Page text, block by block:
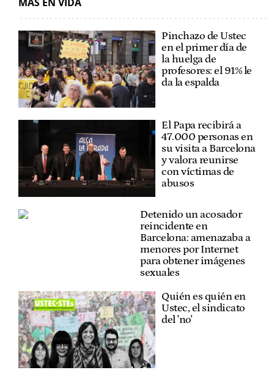
Pinchazo de Ustec
en el primer día de
la huelga de
profesores: el 91% le
da la espalda
El Papa recibirá a
47.000 personas en
su visita a Barcelona
y valora reunirse
con víctimas de
abusos
Detenido un acosador
reincidente en
Barcelona: amenazaba a
menores por Internet
para obtener imágenes
sexuales
Quién es quién en
Ustec, el sindicato
del 'no'